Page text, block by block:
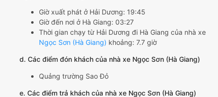
Giờ xuất phát ở Hải Dương: 19:45
Giờ đến nơi ở Hà Giang: 03:27
Thời gian chạy từ Hải Dương đi Hà Giang của nhà xe
Ngọc Sơn (Hà Giang) khoảng: 7.7 giờ
d. Các điểm đón khách của nhà xe Ngọc Sơn (Hà Giang)
Quảng trường Sao Đỏ
e. Các điểm trả khách của nhà xe Ngọc Sơn (Hà Giang)